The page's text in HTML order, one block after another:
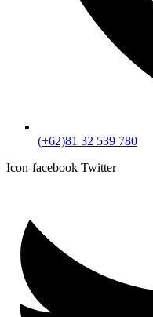
(+62)81 32 539 780
Icon-facebook Twitter